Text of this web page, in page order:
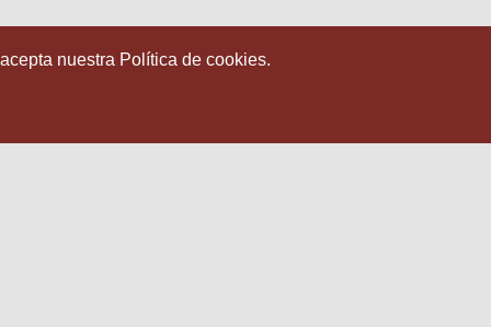
nuestra Política de cookies.